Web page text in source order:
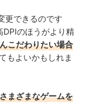
更できるのです
DPIのほうがより精
こだわりたい場合
もよいかもしれま
まざまなゲームを